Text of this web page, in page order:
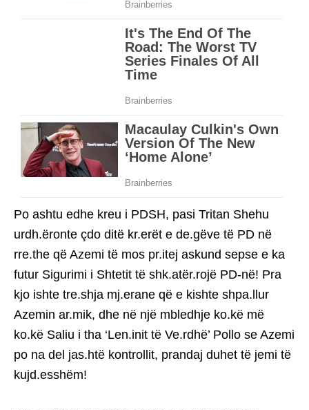
Po ashtu edhe kreu i PDSH, pasi Tritan Shehu
urdh.ëronte çdo ditë kr.erët e de.gëve të PD në
rre.the që Azemi të mos pr.itej askund sepse e ka
futur Sigurimi i Shtetit të shk.atër.rojë PD-në! Pra
kjo ishte tre.shja mj.erane që e kishte shpa.llur
Azemin ar.mik, dhe në një mbledhje ko.kë më
ko.kë Saliu i tha ‘Len.init të Ve.rdhë’ Pollo se Azemi
po na del jas.htë kontrollit, prandaj duhet të jemi të
kujd.esshëm!